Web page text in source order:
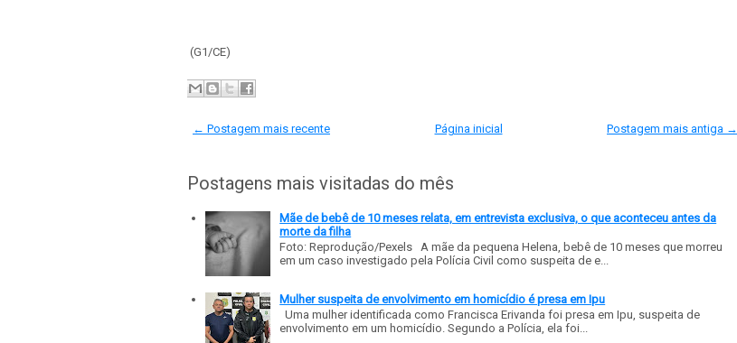
(G1/CE)
← Postagem mais recente Postagem mais antiga →
Página inicial
Postagens mais visitadas do mês
Mãe de bebê de 10 meses relata, em entrevista exclusiva, o que aconteceu antes da
morte da filha
Foto: Reprodução/Pexels A mãe da pequena Helena, bebê de 10 meses que morreu
em um caso investigado pela Polícia Civil como suspeita de e...
Mulher suspeita de envolvimento em homicídio é presa em Ipu
Uma mulher identificada como Francisca Erivanda foi presa em Ipu, suspeita de
envolvimento em um homicídio. Segundo a Polícia, ela foi...